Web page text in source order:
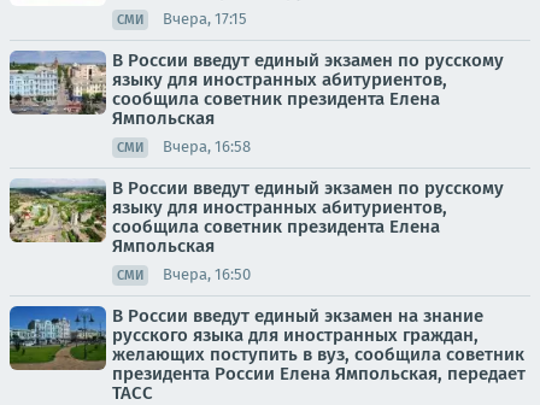
СМИ Вчера, 17:15
В России введут единый экзамен по русскому
языку для иностранных абитуриентов,
сообщила советник президента Елена
Ямпольская
СМИ Вчера, 16:58
В России введут единый экзамен по русскому
языку для иностранных абитуриентов,
сообщила советник президента Елена
Ямпольская
СМИ Вчера, 16:50
В России введут единый экзамен на знание
русского языка для иностранных граждан,
желающих поступить в вуз, сообщила советник
президента России Елена Ямпольская, передает
ТАСС